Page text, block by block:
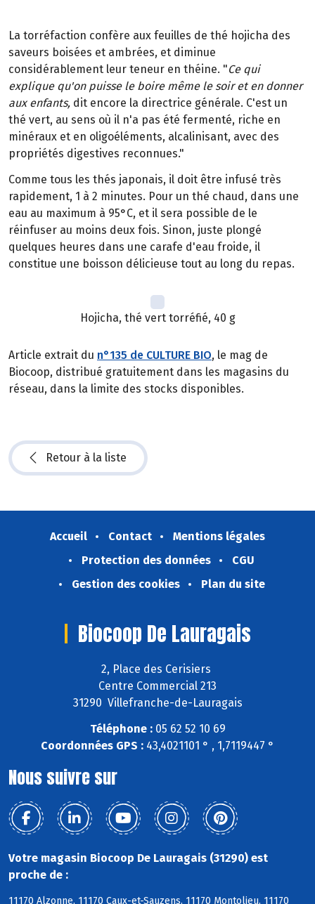
La torréfaction confère aux feuilles de thé hojicha des
saveurs boisées et ambrées, et diminue
considérablement leur teneur en théine. "Ce qui
explique qu'on puisse le boire même le soir et en donner
aux enfants, dit encore la directrice générale. C'est un
thé vert, au sens où il n'a pas été fermenté, riche en
minéraux et en oligoéléments, alcalinisant, avec des
propriétés digestives reconnues."
Comme tous les thés japonais, il doit être infusé très
rapidement, 1 à 2 minutes. Pour un thé chaud, dans une
eau au maximum à 95°C, et il sera possible de le
réinfuser au moins deux fois. Sinon, juste plongé
quelques heures dans une carafe d'eau froide, il
constitue une boisson délicieuse tout au long du repas.
Hojicha, thé vert torréfié, 40 g
Article extrait du n°135 de CULTURE BIO, le mag de
Biocoop, distribué gratuitement dans les magasins du
réseau, dans la limite des stocks disponibles.
Retour à la liste
Accueil Contact
Mentions légales
Protection des données
CGU
Gestion des cookies
Plan du site
Biocoop De Lauragais
2, Place des Cerisiers
Centre Commercial 213
31290 Villefranche-de-Lauragais
Téléphone :05 62 52 10 69
Coordonnées GPS : 43,4021101 ° , 1,7119447 °
Nous suivre sur
Votre magasin Biocoop De Lauragais (31290) est
proche de :
11170 Alzonne, 11170 Caux-et-Sauzens, 11170 Montolieu, 11170